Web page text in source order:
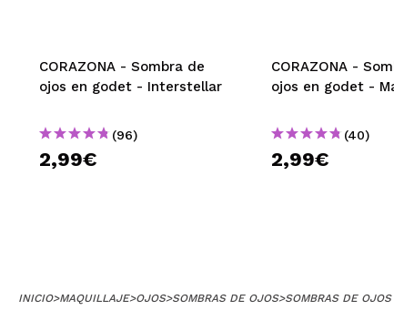
CORAZONA - Sombra de
ojos en godet - Interstellar
(96)
2,99€
CORAZONA -
ojos en godet -
(40)
2,99€
INICIO>MAQUILLAJE>OJOS>SOMBRAS DE OJOS>SOMBRAS DE